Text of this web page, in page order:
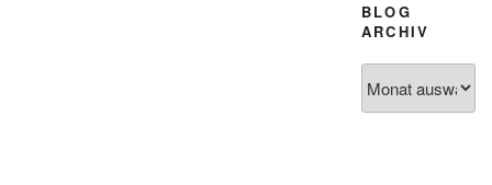
BLOG
ARCHIV
Archiv